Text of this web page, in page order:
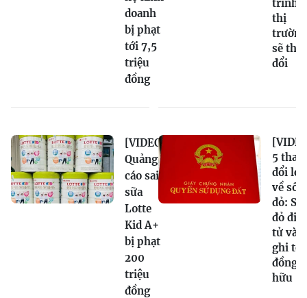
doanh
bị phạt
tới 7,5
triệu
đồng
trình,
thị
trường
sẽ
đổi
[VIDEO]
Quảng
cáo sai
sữa
Lotte
Kid A+
bị phạt
200
triệu
đồng
5 thay
đổi lớn
về sổ
đỏ: Sổ
đỏ
tử và
ghi tên
đồng
hữu